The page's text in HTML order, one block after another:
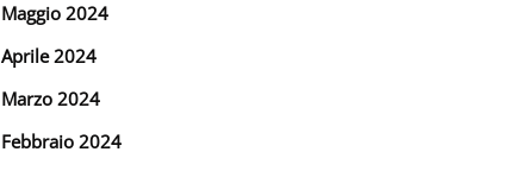
Maggio 2024
Aprile 2024
Marzo 2024
Febbraio 2024